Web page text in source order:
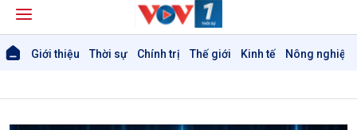
Giới thiệu Thời sự Chính trị Thế giới Kinh tế Nông nghiệp